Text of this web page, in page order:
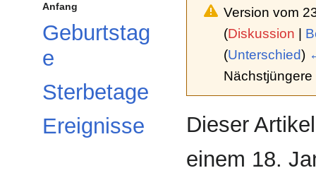
Anfang
Geburtstag
e
Sterbetage
Ereignisse
Version vom
(Diskussion
(Unterschied)
Dieser
einem 18.